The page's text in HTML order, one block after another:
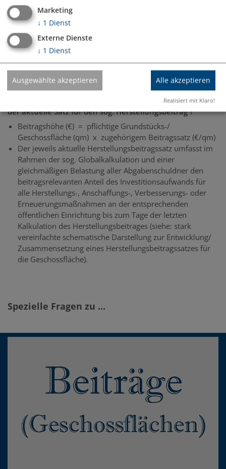
In welcher Höhe fallen Beiträge an bzw. wie ergibt sich
der aktuelle Satz für den sog. Herstellungsbeitrag ?
Beitragshöhe (€) = pflichtige Grundstücks-/
Geschossfläche (qm) x zugehörigem Beitragssatz (€/qm)
Der jeweils aktuelle Herstellungsbeitragssatz umfasst im
Rahmen der sog. Globalkalkulation und einer
gleichmäßigen Belastung aller Abgabenschuldner den
beitragsrelevanten Anteil des Investitionsaufwands für
alle Herstellungs-, Anschaffungs-, Verbesserungs- oder
Erneuerungsmaßnahmen an der entsprechenden
öffentlichen Einrichtung bis zum Tage der letzten
Kalkulation des Herstellungsbeitrages (siehe: stark
vereinfachte schematische Darstellung zur Entwicklung/
Zusammensetzung eines Herstellungsbeitragssatzes für
die Geschossfläche).
Spezielle Fragen zu ...
Marketing
↓ 1 Dienst
Externe Dienste
↓ 1 Dienst
Ausgewählte akzeptieren Alle akzeptieren
Realisiert mit Klaro!